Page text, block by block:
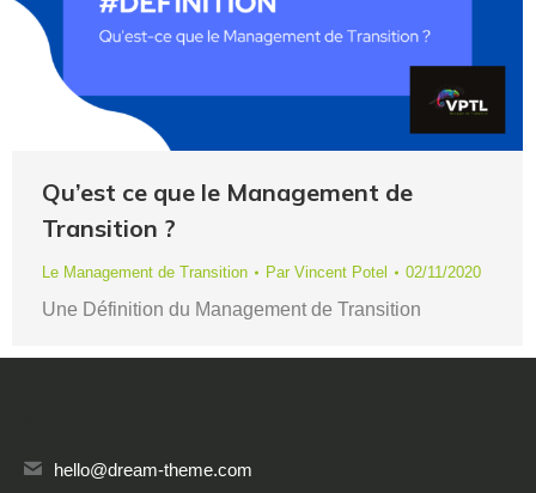
Qu’est ce que le Management de
Transition ?
Le Management de Transition Par Vincent Potel 02/11/2020
Une Définition du Management de Transition
hello@dream-theme.com